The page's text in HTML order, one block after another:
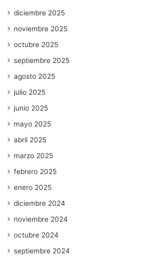
diciembre 2025
noviembre 2025
octubre 2025
septiembre 2025
agosto 2025
julio 2025
junio 2025
mayo 2025
abril 2025
marzo 2025
febrero 2025
enero 2025
diciembre 2024
noviembre 2024
octubre 2024
septiembre 2024